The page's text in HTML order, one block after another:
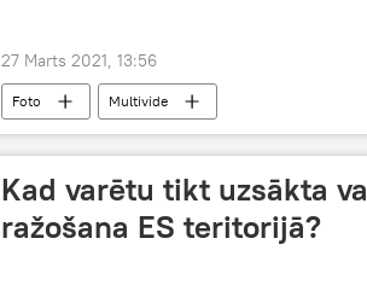
27 Marts 2021, 13:56
Foto Multivide
Kad varētu tikt uzsākta
ražošana ES teritorijā?